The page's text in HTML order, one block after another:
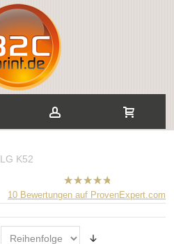
LG K52
B2CPrint
hat5von
5
Sternen |
10 Bewertungen auf ProvenExpert.com